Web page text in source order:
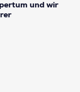
und wir